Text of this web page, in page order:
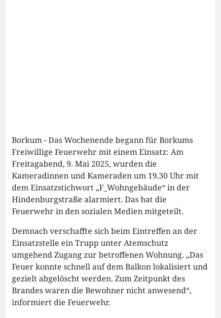
Borkum - Das Wochenende begann für Borkums
Freiwillige Feuerwehr mit einem Einsatz: Am
Freitagabend, 9. Mai 2025, wurden die
Kameradinnen und Kameraden um 19.30 Uhr mit
dem Einsatzstichwort „F_Wohngebäude“ in der
Hindenburgstraße alarmiert. Das hat die
Feuerwehr in den sozialen Medien mitgeteilt.
Demnach verschaffte sich beim Eintreffen an der
Einsatzstelle ein Trupp unter Atemschutz
umgehend Zugang zur betroffenen Wohnung. „Das
Feuer konnte schnell auf dem Balkon lokalisiert und
gezielt abgelöscht werden. Zum Zeitpunkt des
Brandes waren die Bewohner nicht anwesend“,
informiert die Feuerwehr.